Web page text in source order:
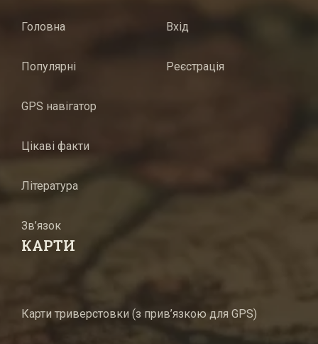
Головна
Популярні
GPS навігатор
Цікаві факти
Література
Зв’язок
Вхід
Реєстрація
КАРТИ
Карти триверстовки (з прив’язкою для GPS)